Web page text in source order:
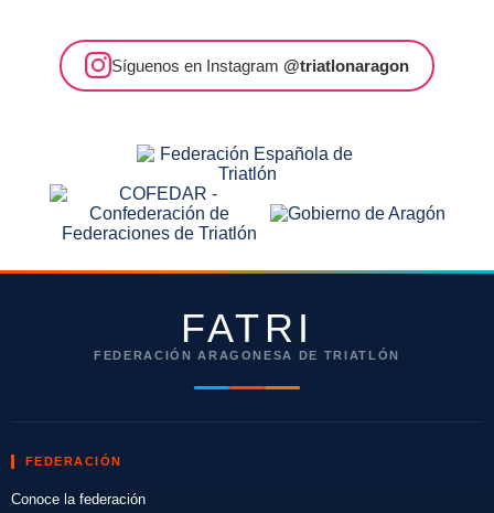
Síguenos en Instagram @triatlonaragon
FATRI
FEDERACIÓN ARAGONESA DE TRIATLÓN
FEDERACIÓN
Conoce la federación